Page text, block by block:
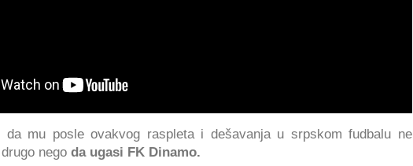
da mu posle ovakvog raspleta i dešavanja u srpskom fudbalu ne
nego da ugasi FK Dinamo.